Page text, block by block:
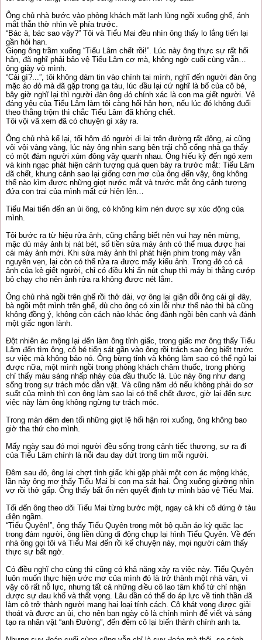
Ông chủ nhà bước vào phòng khách mặt lạnh lùng ngồi xuống ghế, ánh
mắt thẫn thờ nhìn về phía trước.
“Bác à, bác sao vậy?” Tôi và Tiểu Mai đều nhìn ông thấy lo lắng tiến lại
gần hỏi han.
Giọng ông trầm xuống “Tiểu Lâm chết rồi!”. Lúc này ông thực sự rất hối
hận, đã nghĩ phải bảo vệ Tiểu Lâm cơ mà, không ngờ cuối cùng vẫn…
ông giày vò mình.
“Cái gì?...”, tôi không dám tin vào chính tai mình, nghĩ đến người đàn ông
mặc áo đỏ mà đã gặp trong ga tàu, lúc đầu lại cứ nghĩ là bố của cô bé,
bây giờ nghĩ lại thì người đàn ông đó chính xác là con ma giết người. Vẻ
đáng yêu của Tiểu Lâm làm tôi càng hối hận hơn, nếu lúc đó không đuổi
theo thằng trộm thì chắc Tiểu Lâm đã không chết.
Tôi vội vã xem đã có chuyện gì xảy ra.
Ông chủ nhà kể lại, tối hôm đó người đi lại trên đường rất đông, ai cũng
vội vội vàng vàng, lúc này ông nhìn sang bên trái chỗ cổng nhà ga thấy
có một đám người xúm đông vây quanh nhau. Ông hiếu kỳ đến ngó xem
và kinh ngạc phát hiện cảnh tượng quá quen bày ra trước mắt: Tiểu Lâm
đã chết, khung cảnh sao lại giống cơn mơ của ông đến vậy, ông không
thể nào kìm được những giọt nước mắt và trước mắt ông cảnh tượng
đứa con trai của mình mất cứ hiện lên…
Tiểu Mai tiến đến an ủi ông, có không kìm nén được sự xúc động của
mình.
Tôi bước ra từ hiệu rửa ảnh, cũng chẳng biết nên vui hay nên mừng,
mặc dù máy ảnh bị nát bét, số tiền sửa máy ảnh có thể mua được hai
cái máy ảnh mới. Khi sửa máy ảnh thì phát hiện phim trong máy vẫn
nguyên vẹn, lại còn có thể rửa ra được mấy kiểu ảnh. Trong đó có cả
ảnh của kẻ giết người, chỉ có điều khi ấn nút chụp thì máy bị thằng cướp
bỏ chạy cho nên ảnh rửa ra không được nét lắm.
Ông chủ nhà ngồi trên ghế rồi thở dài, vợ ông lại giận dỗi ông cái gì đây,
bà ngồi một mình trên ghế, dù cho ông có xin lỗi như thế nào thì bà cũng
không đồng ý, không còn cách nào khác ông đành ngồi bên cạnh và đánh
một giấc ngon lành.
Đột nhiên ác mộng lại đến làm ông tỉnh giấc, trong giấc mơ ông thấy Tiểu
Lâm đến tìm ông, cô bé tiến sát gần vào ông rồi trách sao ông biết trước
sự việc mà không bảo nó. Ông bừng tỉnh và không làm sao có thể ngủ lại
được nữa, một mình ngồi trong phòng khách châm thuốc, trong phòng
chỉ thấy màu sáng nhấp nháy của đầu thuốc lá. Lúc này ông như đang
sống trong sự trách móc dằn vặt. Và cũng năm đó nếu không phải do sơ
suất của mình thì con ông làm sao lại có thể chết được, giờ lại đến sực
việc này làm ông không ngừng tự trách móc.
Trong màn đêm đen tối những giọt lệ hối hận rơi xuống, ông không bao
giờ tha thứ cho mình.
Mấy ngày sau đó mọi người đều sống trong cảnh tiếc thương, sự ra đi
của Tiểu Lâm chính là nỗi đau day dứt trong tim mỗi người.
Đêm sau đó, ông lại chợt tỉnh giấc khi gặp phải một cơn ác mộng khác,
lần này ông mơ thấy Tiểu Mai bị con ma sát hại. Ông xuống giường nhìn
vợ rồi thở gấp. Ông thấy bất ổn nên quyết định tự mình bảo vệ Tiểu Mai.
Tối đến ông theo dõi Tiểu Mai từng bước một, ngay cả khi cô đứng ở tàu
điện ngầm.
“Tiểu Quyên!”, ông thấy Tiểu Quyên trong một bộ quần áo kỳ quặc lạc
trong đám người, ông liền dùng di động chụp lại hình Tiểu Quyên. Về đến
nhà ông gọi tôi và Tiểu Mai đến rồi kể chuyện này, mọi người cảm thấy
thực sự bất ngờ.
Có điều nghĩ cho cùng thì cũng có khả năng xảy ra việc này. Tiểu Quyên
luôn muốn thực hiện ước mơ của mình đó là trở thành một nhà văn, vì
vậy cô rất nỗ lực, nhưng tất cả những điều cô lao tâm khổ tứ chỉ nhận
được sự đau khổ và thất vọng. Lâu dần có thể do áp lực về tinh thần đã
làm cô trở thành người mang hai loại tính cách. Cô khát vọng được giải
thoát và được an ủi, cho nên ban ngày cô là chính mình để viết và sáng
tạo ra nhân vật “anh Đường”, đến đêm cô lại biến thành chính anh ta.